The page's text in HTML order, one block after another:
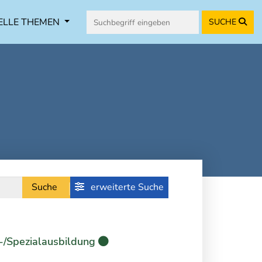
THEMEN SUCHE
Suche erweiterte Suche
Spezialausbildung